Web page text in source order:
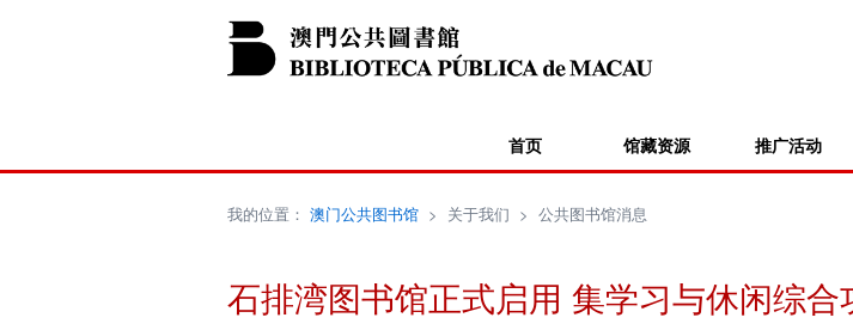
首页 馆藏资源 推广活动
我的位置： 澳门公共图书馆> 关于我们 > 公共图书馆消息
石排湾图书馆正式启用 集学习与休闲综